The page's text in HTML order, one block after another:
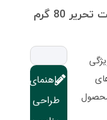
80 گرم
راهنمای
طراحی